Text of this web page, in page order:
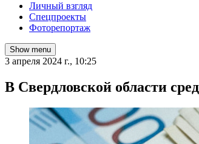
Личный взгляд
Спецпроекты
Фоторепортаж
Show menu
3 апреля 2024 г., 10:25
В Свердловской области